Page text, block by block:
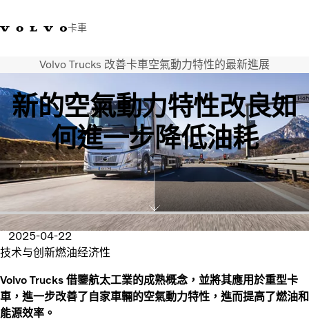
卡車
03 280 5528 Volvo Trucks商店登入查找經銷商台灣
運輸解決方案
卡車
運輸需求
服務
新聞與媒體
關於我們
查找經銷商
聯絡我們
Volvo Trucks 改善卡車空氣動力特性的最新進展
新的空氣動力特性改良如
何進一步降低油耗
2025-04-22
技术与创新燃油经济性
Volvo Trucks 借鑒航太工業的成熟概念，並將其應用於重型卡
車，進一步改善了自家車輛的空氣動力特性，進而提高了燃油和
能源效率。